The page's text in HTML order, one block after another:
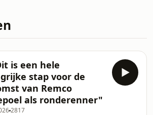
is een hele
stap voor de
van Remco
als ronderenner"
2817